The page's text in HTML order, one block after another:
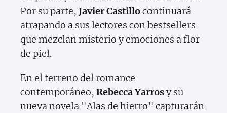
Por su parte, Javier Castillocontinuará
atrapando a sus lectores con bestsellers
que mezclan misterio y emociones a flor
de piel.
En el terreno del romance
contemporáneo, Rebecca Yarrosy su
nueva novela "Alas de hierro" capturarán